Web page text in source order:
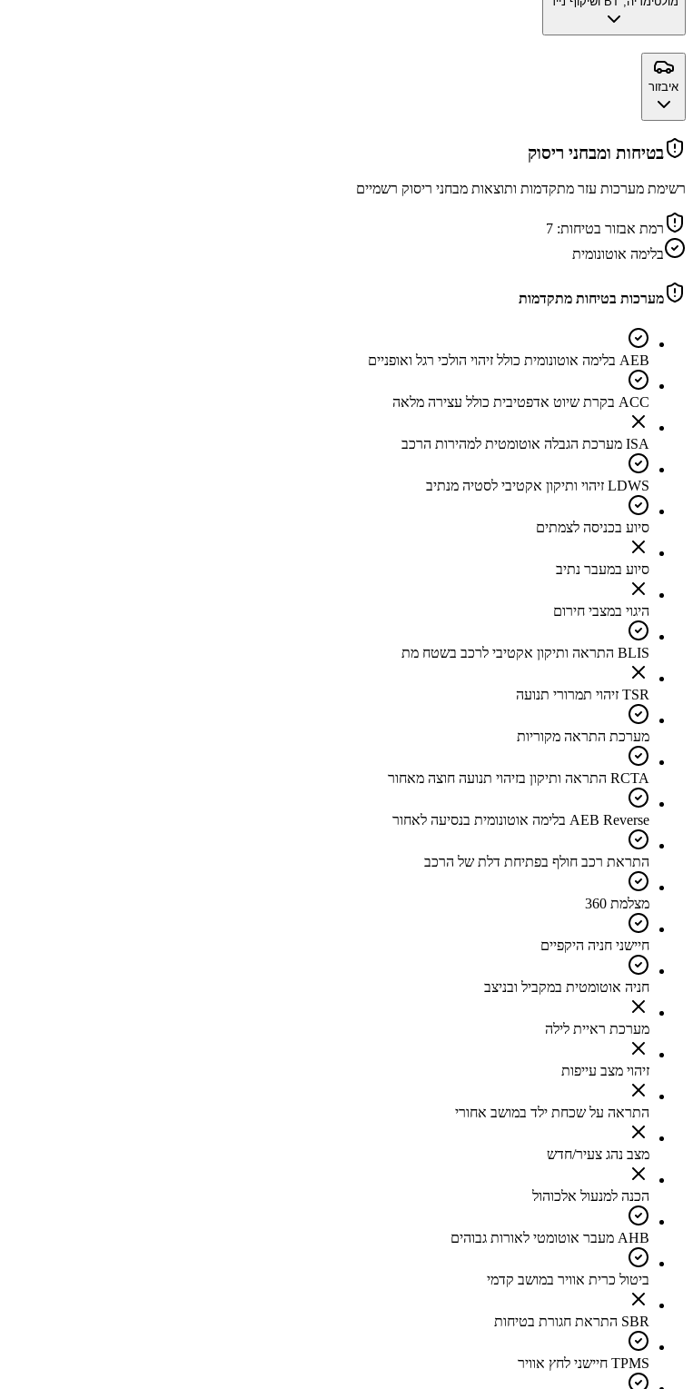
איבזור
בטיחות ומבחני ריסוק
רשימת מערכות עזר מתקדמות ותוצאות מבחני ריסוק רשמיים
רמת אבזור בטיחות: 7
בלימה אוטונומית
מערכות בטיחות מתקדמות
AEB בלימה אוטונומית כולל זיהוי הולכי רגל ואופניים
ACC בקרת שיוט אדפטיבית כולל עצירה מלאה
ISA מערכת הגבלה אוטומטית למהירות הרכב
LDWS זיהוי ותיקון אקטיבי לסטיה מנתיב
סיוע בכניסה לצמתים
סיוע במעבר נתיב
היגוי במצבי חירום
BLIS התראה ותיקון אקטיבי לרכב בשטח מת
TSR זיהוי תמרורי תנועה
מערכת התראה מקוריות
RCTA התראה ותיקון בזיהוי תנועה חוצה מאחור
AEB Reverse בלימה אוטונומית בנסיעה לאחור
התראת רכב חולף בפתיחת דלת של הרכב
מצלמת 360
חיישני חניה היקפיים
חניה אוטומטית במקביל ובניצב
מערכת ראיית לילה
זיהוי מצב עייפות
התראה על שכחת ילד במושב אחורי
מצב נהג צעיר/חדש
הכנה למנעול אלכוהול
AHB מעבר אוטומטי לאורות גבוהים
ביטול כרית אוויר במושב קדמי
SBR התראת חגורת בטיחות
TPMS חיישני לחץ אוויר